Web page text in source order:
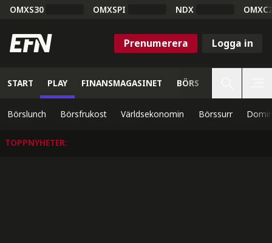
OMXS30 OMXSPI NDX
Prenumerera Logga in
START PLAY FINANSMAGASINET BÖRS
Börslunch Börsfrukost Världsekonomin Börssurr
TOPPNYHETER: